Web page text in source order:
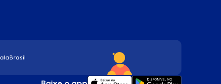
Brasil